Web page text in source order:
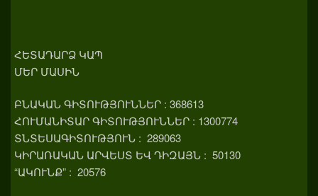
ՀԵՏԱԴԱՐՁ ԿԱՊ
ՄԵՐ ՄԱՍԻՆ
ԲՆԱԿԱՆ ԳԻՏՈՒԹՅՈՒՆՆԵՐ : 368613
ՀՈՒՄԱՆԻՏԱՐ ԳԻՏՈՒԹՅՈՒՆՆԵՐ : 1300774
ՏՆՏԵՍԱԳԻՏՈՒԹՅՈՒՆ : 289063
ԿԻՐԱՌԱԿԱՆ ԱՐՎԵՍՏ ԵՎ ԴԻԶԱՅՆ : 50130
“ԱԿՈՒՆՔ” : 20576